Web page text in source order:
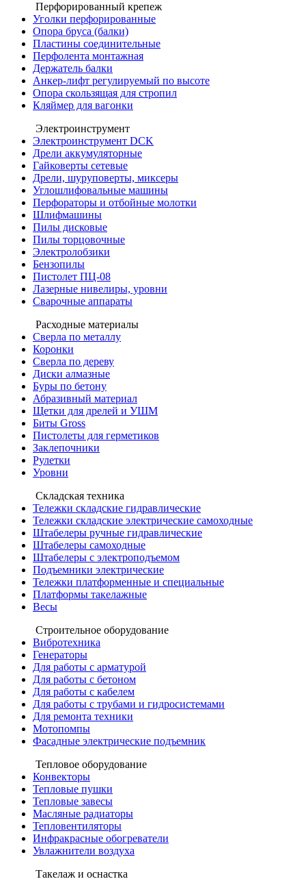
Перфорированный крепеж
Уголки перфорированные
Опора бруса (балки)
Пластины соединительные
Перфолента монтажная
Держатель балки
Анкер-лифт регулируемый по высоте
Опора скользящая для стропил
Кляймер для вагонки
Электроинструмент
Электроинструмент DCK
Дрели аккумуляторные
Гайковерты сетевые
Дрели, шуруповерты, миксеры
Углошлифовальные машины
Перфораторы и отбойные молотки
Шлифмашины
Пилы дисковые
Пилы торцовочные
Электролобзики
Бензопилы
Пистолет ПЦ-08
Лазерные нивелиры, уровни
Сварочные аппараты
Расходные материалы
Сверла по металлу
Коронки
Сверла по дереву
Диски алмазные
Буры по бетону
Абразивный материал
Щетки для дрелей и УШМ
Биты Gross
Пистолеты для герметиков
Заклепочники
Рулетки
Уровни
Складская техника
Тележки складские гидравлические
Тележки складские электрические самоходные
Штабелеры ручные гидравлические
Штабелеры самоходные
Штабелеры с электроподъемом
Подъемники электрические
Тележки платформенные и специальные
Платформы такелажные
Весы
Строительное оборудование
Вибротехника
Генераторы
Для работы с арматурой
Для работы с бетоном
Для работы с кабелем
Для работы с трубами и гидросистемами
Для ремонта техники
Мотопомпы
Фасадные электрические подъемник
Тепловое оборудование
Конвекторы
Тепловые пушки
Тепловые завесы
Масляные радиаторы
Тепловентиляторы
Инфракрасные обогреватели
Увлажнители воздуха
Такелаж и оснастка